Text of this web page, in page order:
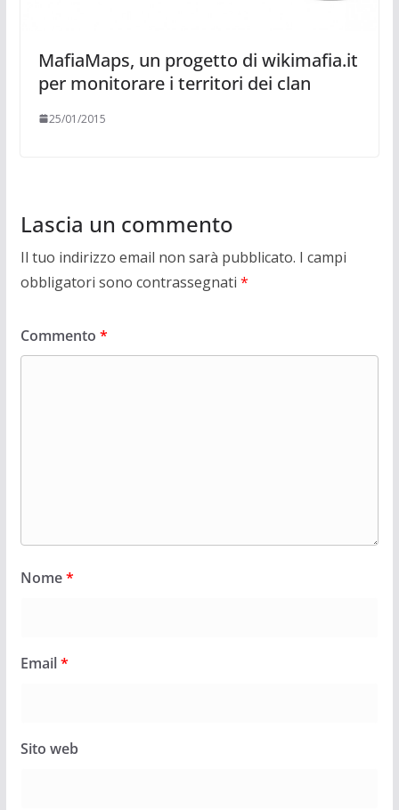
MafiaMaps, un progetto di wikimafia.it
per monitorare i territori dei clan
25/01/2015
Lascia un commento
Il tuo indirizzo email non sarà pubblicato. I campi
obbligatori sono contrassegnati *
Commento *
Nome*
Email*
Sito web